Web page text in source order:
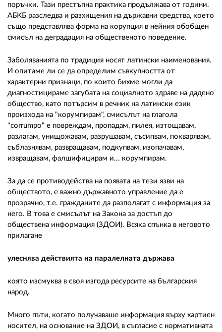
поръчки. Тази престъпна практика продължава от години.
АБКБ разследва и разхищения на държавни средства, което
също представлява форма на корупция в нейния обобщен
смисъл на деградация на общественото поведение.
Заболяванията по традиция носят латински наименования.
И опитаме ли се да определим съвкупността от
характерни признаци, по които бихме могли да
диагностицираме загубата на социалното здраве на дадено
общество, като потърсим в речник на латински език
произхода на "корумпирам", смисълът на глагола
"corrumpo" е повреждам, пропадам, пилея, изтощавам,
разлагам, унищожавам, разрушавам, съсипвам, покварявам,
съблазнявам, развращавам, подкупвам, изопачавам,
извращавам, фалшифицирам и... корумпирам.
За да се противодейства на появата на тези язви на
обществото, е важно държавното управление да е
прозрачно, т.е. гражданите да разполагат с информация за
него. В това е смисълът на Закона за достъп до
обществена информация (ЗДОИ). Всяка спънка в неговото
прилагане
улеснява действията на паралелната държава
която изсмуква в своя изгода ресурсите на българския
народ.
Много пъти, когато получаваше информация върху хартиен
носител, на основание на ЗДОИ, в съгласие с нормативната